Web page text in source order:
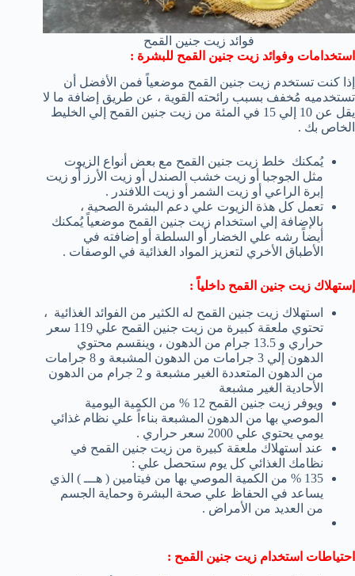
فوائد زيت جنين القمح
استخدامات وفوائد زيت جنين القمح للبشرة :
إذا كنت تستخدم زيت جنين القمح موضعياً فمن الأفضل أن
تستخدميه مُخفف بسبب رائحته القوية ، عن طريق إضافة ما لا
يقل عن 10 إلي 15 في المئة من زيت جنين القمح إلي الخليط
الخاص بك .
يُمكنك خلط زيت جنين القمح مع بعض أنواع الزيوت
مثل الجوجبا أو زيت خشب الصندل أو زيت الأرز أو زيت
إبرة الراعي أو زيت الشمر أو زيت اللافندر .
تعمل كل هذة الزيوت علي دعم البشرة الصحية ،
بالإضافة إلي استخدام زيت جنين القمح موضعياً يُمكنك
أيضاً رشه علي الخضار أو السلطة أو إضافته في
الأطباق الأخري لتعزيز المواد الغذائية في الوصفات .
إستهلاك زيت جنين القمح داخلياً :
استهلاك زيت جنين القمح له الكثير من الفوائد الغذائية ،
تحتوي ملعقة كبيرة من زيت جنين القمح علي 119 سعر
حراري و 13.5 جرام من الدهون ، وينقسم محتوي
الدهون إلي 3 جرامات من الدهون المشبعة و 8 جرامات
من الدهون المتعددة الغير مشبعة و 2 جرام من الدهون
الأحادية الغير مشبعة
ويوفر زيت جنين القمح 12 % من الكمية اليومية
الموصي بها من الدهون المشبعة بناءاً علي نظام غذائي
يومي يحتوي علي 2000 سعر حراري .
عند استهلاك ملعقة كبيرة من زيت جنين القمح في
نظامك الغذائي كل يوم ستحصل علي :
135 % من الكمية الموصي بها من فيتامين ( هـــ ) الذي
يساعد في الحفاظ علي صحة البشرة وحماية الجسم
من العديد من الأمراض .
احتياطات استخدام زيت جنين القمح :